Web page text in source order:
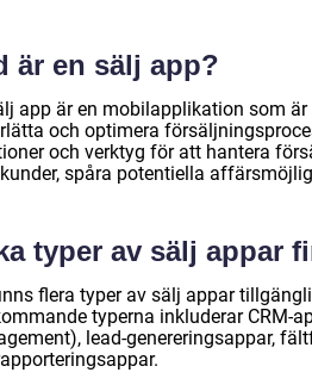
är en sälj app?
app är en mobilapplikation som
och optimera
och verktyg för att hantera
spåra potentiella
typer av sälj appar
flera typer av sälj appar
typerna inkluderar CRM-
lead-genereringsappar,